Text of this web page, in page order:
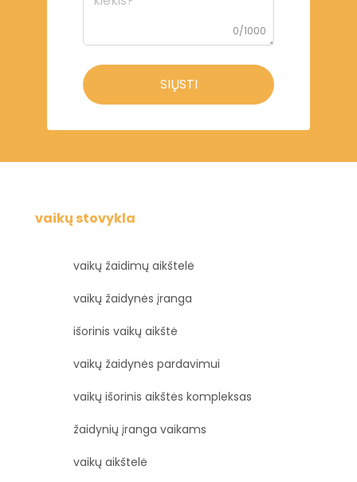
0/1000
SIŲSTI
vaikų stovykla
vaikų žaidimų aikštelė
vaikų žaidynės įranga
išorinis vaikų aikštė
vaikų žaidynės pardavimui
vaikų išorinis aikštės kompleksas
žaidynių įranga vaikams
vaikų aikštelė